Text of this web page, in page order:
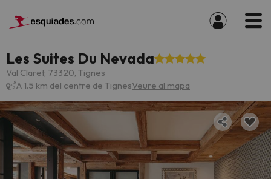
Les Suites Du Nevada
Val Claret, 73320, Tignes
A 1.5 km del centre de TignesVeure al mapa